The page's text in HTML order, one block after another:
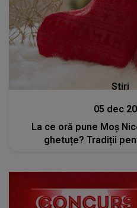
Stiri
05 dec
La ce oră pune Moș
ghetuțe? Tradiții